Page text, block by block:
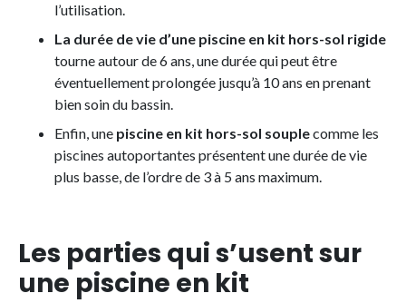
l’utilisation.
La durée de vie d’une piscine en kit hors-sol rigide
tourne autour de 6 ans, une durée qui peut être
éventuellement prolongée jusqu’à 10 ans en prenant
bien soin du bassin.
Enfin, une piscine en kit hors-sol souplecomme les
piscines autoportantes présentent une durée de vie
plus basse, de l’ordre de 3 à 5 ans maximum.
Les parties qui s’usent sur
une piscine en kit